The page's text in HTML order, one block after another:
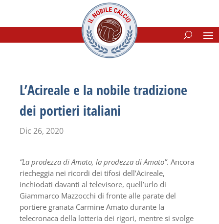
L’Acireale e la nobile tradizione
dei portieri italiani
Dic 26, 2020
“La prodezza di Amato, la prodezza di Amato”. Ancora
riecheggia nei ricordi dei tifosi dell’Acireale,
inchiodati davanti al televisore, quell’urlo di
Giammarco Mazzocchi di fronte alle parate del
portiere granata Carmine Amato durante la
telecronaca della lotteria dei rigori, mentre si svolge